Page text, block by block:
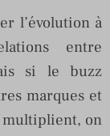
l’évolution à
entre
si le buzz
marques et
multiplient, on